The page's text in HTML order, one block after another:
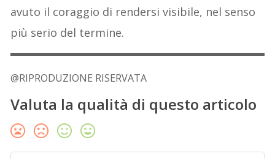
avuto il coraggio di rendersi visibile, nel senso
più serio del termine.
@RIPRODUZIONE RISERVATA
Valuta la qualità di questo articolo